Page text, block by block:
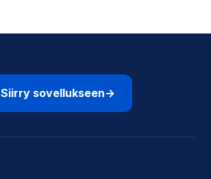
Siirry sovellukseen→